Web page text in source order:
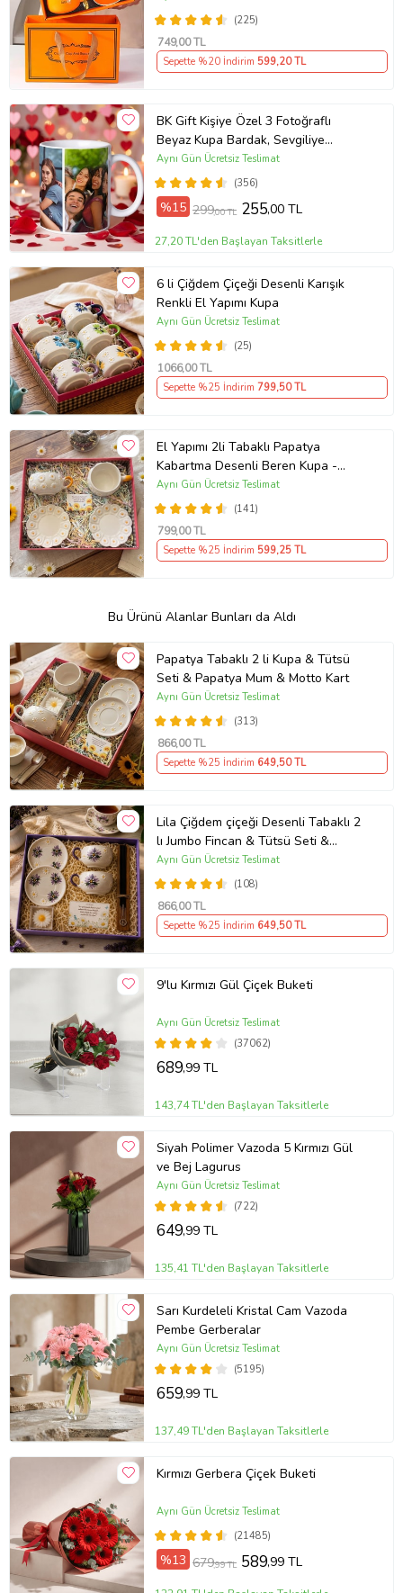
(225)
749,00 TL
Sepette %20 İndirim 599,20 TL
BK Gift Kişiye Özel 3 Fotoğraflı
Beyaz Kupa Bardak, Sevgiliye
Hediye, Arkadaşa Hediye
(356)
Aynı Gün Ücretsiz Teslimat
%15 299,00 TL 255,00 TL
27,20 TL'den Başlayan Taksitlerle
6 li Çiğdem Çiçeği Desenli Karışık
Renkli El Yapımı Kupa
(25)
Aynı Gün Ücretsiz Teslimat
1066,00 TL
Sepette %25 İndirim 799,50 TL
El Yapımı 2li Tabaklı Papatya
Kabartma Desenli Beren Kupa -
Seviyor Sevmiyor
(141)
Aynı Gün Ücretsiz Teslimat
799,00 TL
Sepette %25 İndirim 599,25 TL
Bu Ürünü Alanlar Bunları da Aldı
Papatya Tabaklı 2 li Kupa & Tütsü
Seti & Papatya Mum & Motto Kart
(313)
Aynı Gün Ücretsiz Teslimat
866,00 TL
Sepette %25 İndirim 649,50 TL
Lila Çiğdem çiçeği Desenli Tabaklı 2
lı Jumbo Fincan & Tütsü Seti &
Papatya Mum &
(108)
Aynı Gün Ücretsiz Teslimat
866,00 TL
Sepette %25 İndirim 649,50 TL
9'lu Kırmızı Gül Çiçek Buketi
(37062)
Aynı Gün Ücretsiz Teslimat
689,99 TL
143,74 TL'den Başlayan Taksitlerle
Siyah Polimer Vazoda 5 Kırmızı Gül
ve Bej Lagurus
(722)
Aynı Gün Ücretsiz Teslimat
649,99 TL
135,41 TL'den Başlayan Taksitlerle
Sarı Kurdeleli Kristal Cam Vazoda
Pembe Gerberalar
(5195)
Aynı Gün Ücretsiz Teslimat
659,99 TL
137,49 TL'den Başlayan Taksitlerle
Kırmızı Gerbera Çiçek Buketi
(21485)
Aynı Gün Ücretsiz Teslimat
%13 679,99 TL 589,99 TL